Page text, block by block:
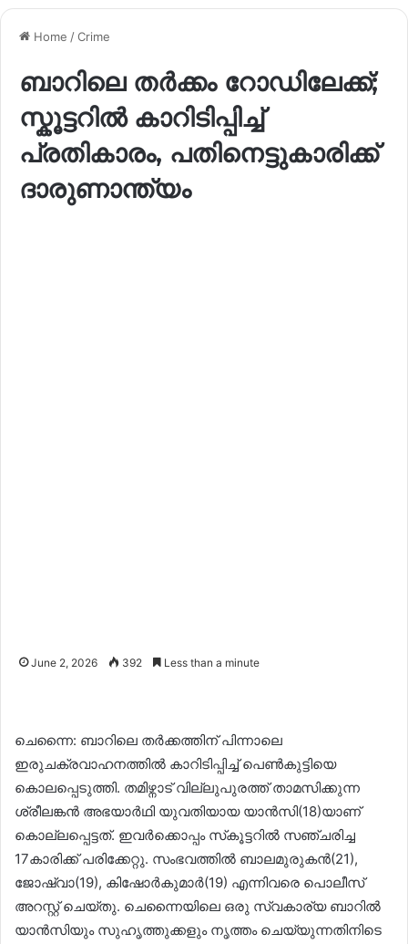
Home /Crime
ബാറിലെ തർക്കം റോഡിലേക്ക്;
സ്കൂട്ടറിൽ കാറിടിപ്പിച്ച്
പ്രതികാരം, പതിനെട്ടുകാരിക്ക്
ദാരുണാന്ത്യം
June 2, 2026 392 Less than a minute
ചെന്നൈ: ബാറിലെ തർക്കത്തിന് പിന്നാലെ
ഇരുചക്രവാഹനത്തിൽ കാറിടിപ്പിച്ച് പെൺകുട്ടിയെ
കൊലപ്പെടുത്തി. തമിഴ്നാട് വില്ലുപുരത്ത് താമസിക്കുന്ന
ശ്രീലങ്കൻ അഭയാർഥി യുവതിയായ യാൻസി(18)യാണ്
കൊല്ലപ്പെട്ടത്. ഇവർക്കൊപ്പം സ്‌കൂട്ടറിൽ സഞ്ചരിച്ച
17കാരിക്ക് പരിക്കേറ്റു. സംഭവത്തിൽ ബാലമുരുകൻ(21),
ജോഷ്വാ(19), കിഷോർകുമാർ(19) എന്നിവരെ പൊലീസ്
അറസ്റ്റ് ചെയ്തു. ചെന്നൈയിലെ ഒരു സ്വകാര്യ ബാറിൽ
യാൻസിയും സുഹൃത്തുക്കളും നൃത്തം ചെയ്യുന്നതിനിടെ